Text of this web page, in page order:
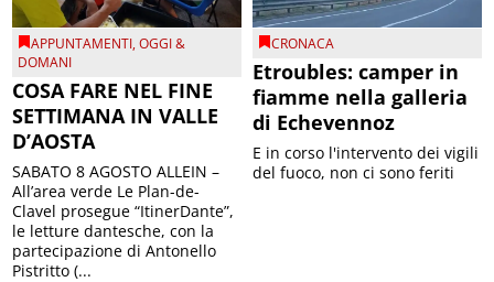
APPUNTAMENTI,OGGI &
DOMANI
COSA FARE NEL FINE
SETTIMANA IN VALLE
D’AOSTA
SABATO 8 AGOSTO ALLEIN –
All’area verde Le Plan-de-
Clavel prosegue “ItinerDante”,
le letture dantesche, con la
partecipazione di Antonello
Pistritto (...
CRONACA
Etroubles: camper in
fiamme nella galleria
di Echevennoz
E in corso l'intervento dei vigili
del fuoco, non ci sono feriti